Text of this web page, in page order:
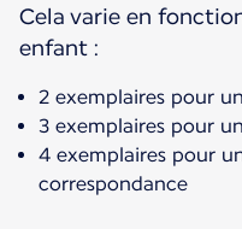
Cela varie en
enfant :
2 exemplaires pour
3 exemplaires pour
4 exemplaires pour
correspondance